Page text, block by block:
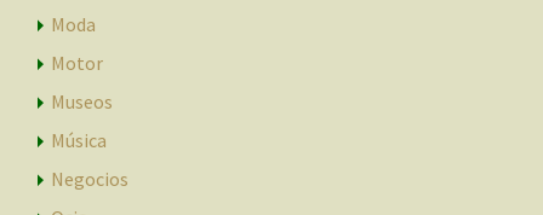
Moda
Motor
Museos
Música
Negocios